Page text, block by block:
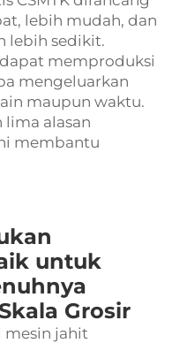
lebih mudah, dan
lebih sedikit.
memproduksi
mengeluarkan
maupun waktu.
lima alasan
membantu
untuk
Grosir
mesin jahit